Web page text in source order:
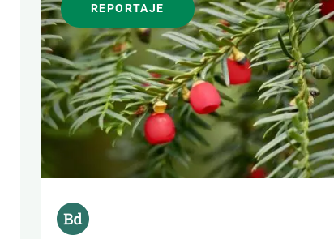
REPORTAJE